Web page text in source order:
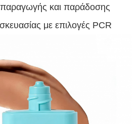
παραγωγής και παράδοσης
με επιλογές PCR